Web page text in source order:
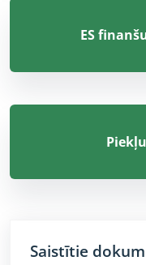
ES
Saistītie